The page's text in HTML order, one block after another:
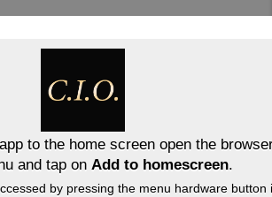
to the home screen open the
and tap on Add to homescreen.
by pressing the menu hardware button